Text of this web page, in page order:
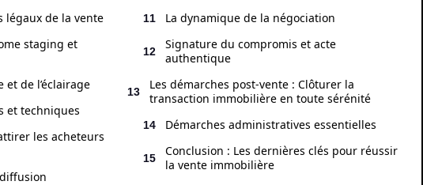
légaux de la vente
staging et
et de l’éclairage
et techniques
les acheteurs
La dynamique de la négociation
Signature du compromis et acte
authentique
Les démarches post-vente : Clôturer la
transaction immobilière en toute sérénité
Démarches administratives essentielles
Conclusion : Les dernières clés pour réussir
la vente immobilière